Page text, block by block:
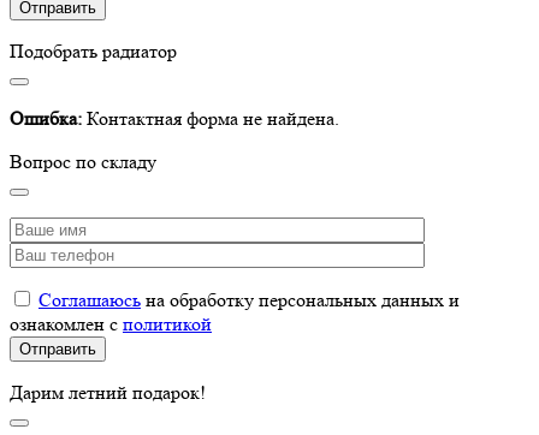
Подобрать радиатор
Ошибка: Контактная форма не найдена.
Вопрос по складу
Соглашаюсь на обработку персональных данных и
ознакомлен с политикой
Дарим летний подарок!